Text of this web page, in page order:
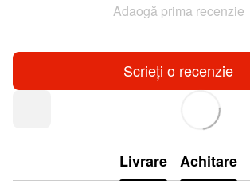
Adaogă prima recenzie
Scrieți o recenzie
Livrare Achitare